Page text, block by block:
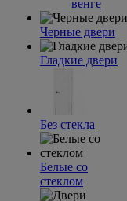
венге
Черные двери
Гладкие двери
Без стекла
Белые со
стеклом